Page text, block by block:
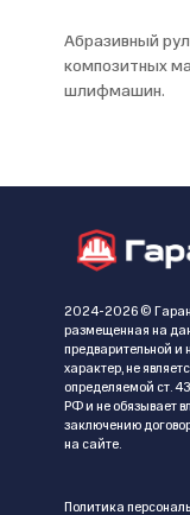
Абразивный
композитных
шлифмашин.
2024-2026 ©
размещенная на
предварительной и
характер, не
определяемой ст.
РФ и не обязывает
заключению
на сайте.
Политика